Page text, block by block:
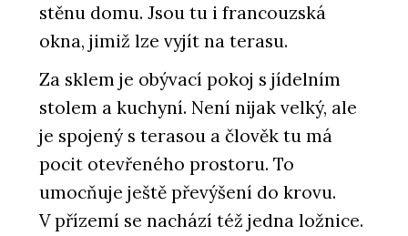
stěnu domu. Jsou tu i francouzská
okna, jimiž lze vyjít na terasu.
Za sklem je obývací pokoj s jídelním
stolem a kuchyní. Není nijak velký, ale
je spojený s terasou a člověk tu má
pocit otevřeného prostoru. To
umocňuje ještě převýšení do krovu.
V přízemí se nachází též jedna ložnice.